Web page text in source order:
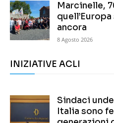
Marcinelle,
ancora
8 Agosto 2026
INIZIATIVE ACLI
Sindaci
Italia sono